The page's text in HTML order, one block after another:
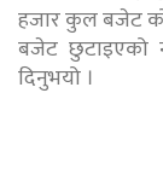
हजार कुल बजेट
बजेट छुटाइएको
दिनुभयो ।